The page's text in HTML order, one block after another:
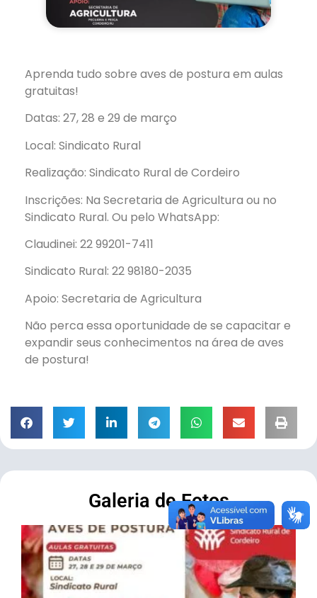
Aprenda tudo sobre aves de postura em aulas
gratuitas!
Datas: 27, 28 e 29 de março
Local: Sindicato Rural
Realização: Sindicato Rural de Cordeiro
Inscrições: Na Secretaria de Agricultura ou no
Sindicato Rural. Ou pelo WhatsApp:
Claudinei: 22 99201-7411
Sindicato Rural: 22 98180-2035
Apoio: Secretaria de Agricultura
Não perca essa oportunidade de se capacitar e
expandir seus conhecimentos na área de aves
de postura!
Galeria de Fotos